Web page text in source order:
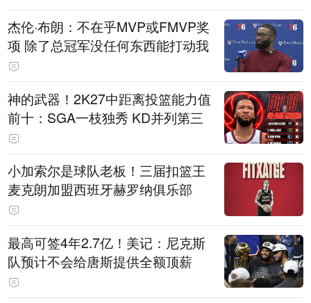
杰伦·布朗：不在乎MVP或FMVP奖
项 除了总冠军没任何东西能打动我
神的武器！2K27中距离投篮能力值
前十：SGA一枝独秀 KD并列第三
小加索尔是球队老板！三届扣篮王
麦克朗加盟西班牙赫罗纳俱乐部
最高可签4年2.7亿！美记：尼克斯
队预计不会给唐斯提供全额顶薪